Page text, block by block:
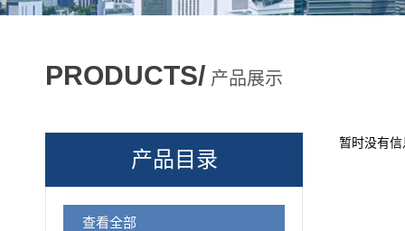
PRODUCTS/ 产品展示
产品目录
查看全部
暂时没有信